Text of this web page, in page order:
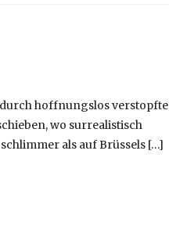
durch hoffnungslos verstopfte
wo surrealistisch
als auf Brüssels […]